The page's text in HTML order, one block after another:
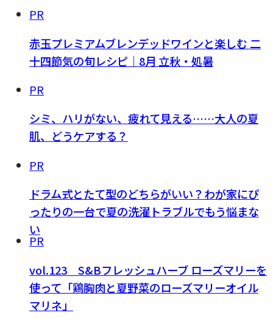
PR
赤玉プレミアムブレンデッドワインと楽しむ 二
十四節気の旬レシピ｜8月 立秋・処暑
PR
シミ、ハリがない、疲れて見える……大人の夏
肌、どうケアする？
PR
ドラム式とたて型のどちらがいい？わが家にぴ
ったりの一台で夏の洗濯トラブルでもう悩まな
い
PR
vol.123 S&Bフレッシュハーブ ローズマリーを
使って「鶏胸肉と夏野菜のローズマリーオイル
マリネ」